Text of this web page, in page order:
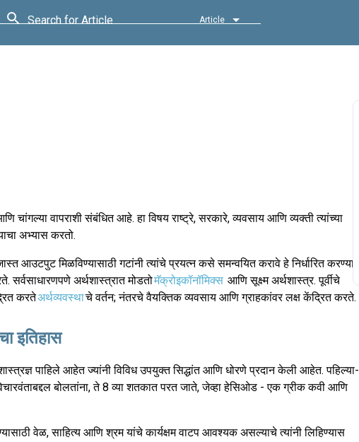
Search for Article Article
चांगल्या वापराशी संबंधित आहे. हा विषय राष्ट्रे, सरकारे, व्यवसाय आणि व्यक्ती त्यांच्या
अभ्यास करतो.
आउटपुट मिळविण्यासाठी गटांनी त्यांचे प्रयत्न कसे समन्वयित करावे हे निर्धारित करण्यात
सर्वसाधारणपणे अर्थशास्त्रात मोडतोमॅक्रोइकॉनॉमिक्स आणि सूक्ष्म अर्थशास्त्र. पूर्वीचे
करतेअर्थव्यवस्थाचे वर्तन; नंतरचे वैयक्तिक व्यवसाय आणि ग्राहकांवर लक्ष केंद्रित करते.
इतिहास
पाहिले आहेत ज्यांनी विविध उपयुक्त सिद्धांत आणि धोरणे प्रदान केली आहेत. पहिल्या-
बोलतांना, ते 8 व्या शतकात परत जाते, जेव्हा हेसिओड - एक ग्रीक कवी आणि
वेळ, साहित्य आणि श्रम यांचे कार्यक्षम वाटप आवश्यक असल्याचे त्यांनी लिहिण्यास